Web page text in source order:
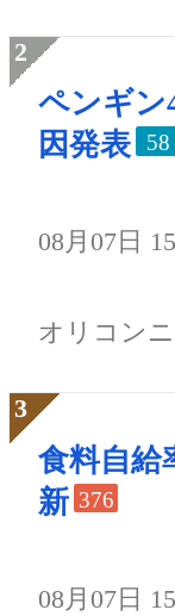
ペンギン
因発表
58
08月07日
オリコン
食料自給
新 376
08月07日